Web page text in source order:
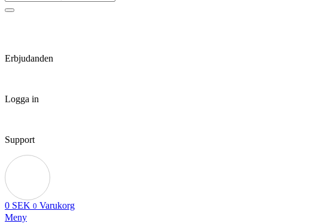
Erbjudanden
Logga in
Support
0 SEK 0 Varukorg
Meny